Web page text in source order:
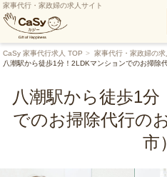
家事代行・家政婦の求人サイト
CaSy 家事代行求人 TOP 家事代行・家政婦の求
八潮駅から徒歩1分！2LDKマンションでのお掃除
八潮駅から徒歩1
でのお掃除代行の
市）